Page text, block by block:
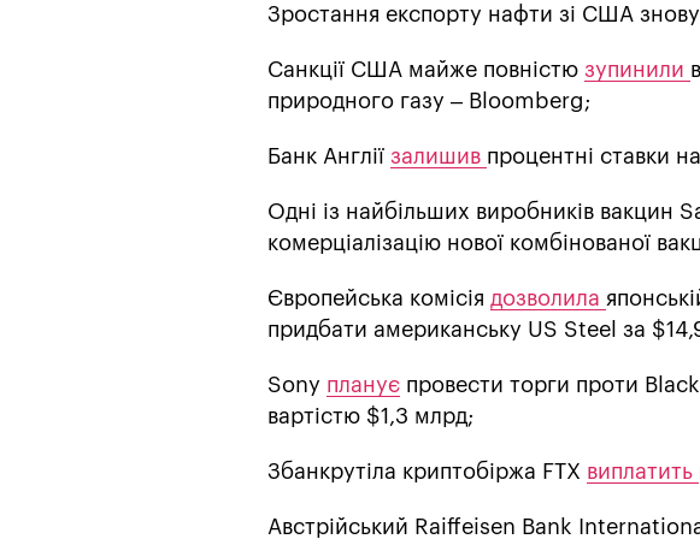
Зростання експорту нафти зі США знову
Санкції США майже повністю зупинили
природного газу – Bloomberg;
Банк Англії залишив процентні ставки
Одні із найбільших виробників вакцин
комерціалізацію нової комбінованої
Європейська комісія дозволила
придбати американську US Steel за
Sony планує провести торги проти
вартістю $1,3 млрд;
Збанкрутіла криптобіржа FTX виплатить
Австрійський Raiffeisen Bank